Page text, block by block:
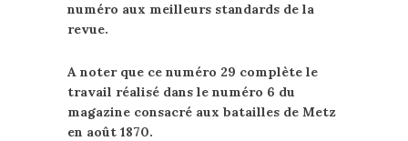
numéro aux meilleurs standards de la
revue.
A noter que ce numéro 29 complète le
travail réalisé dans le numéro 6 du
magazine consacré aux batailles de Metz
en août 1870.